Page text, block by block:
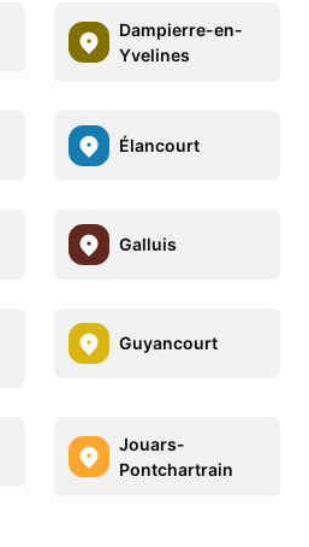
Dampierre-en-
Yvelines
Élancourt
Galluis
Guyancourt
Jouars-
Pontchartrain